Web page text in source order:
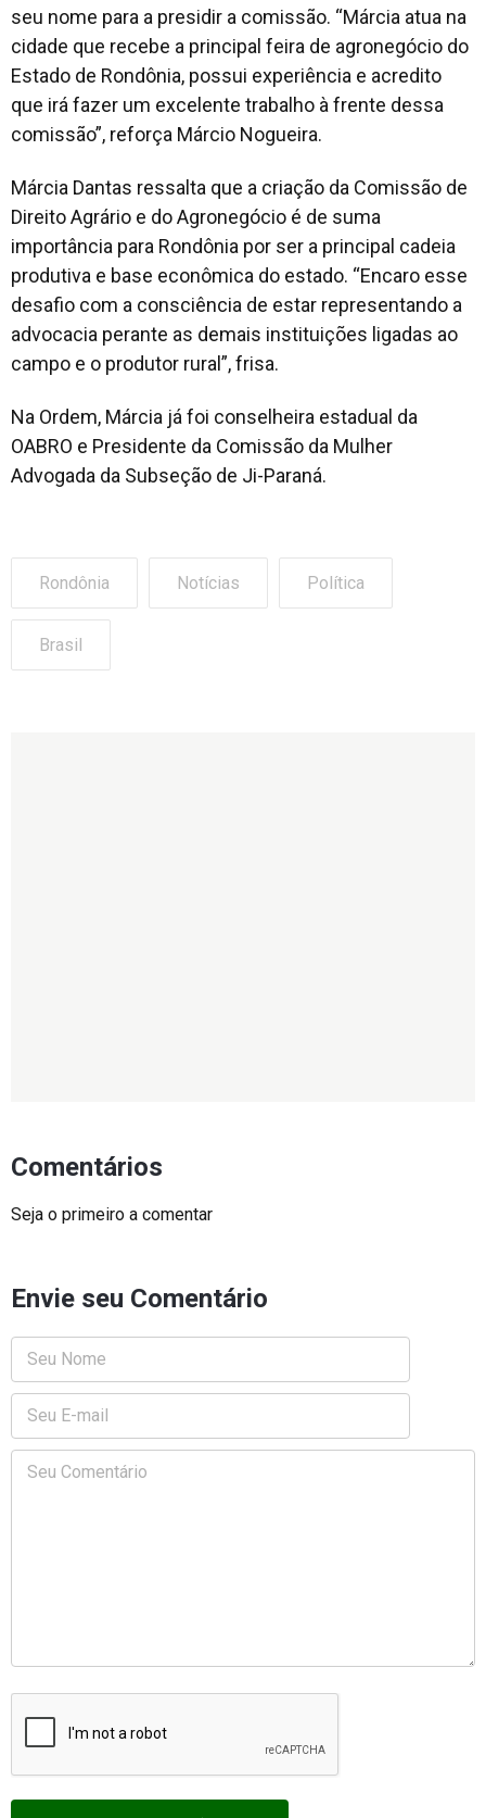
seu nome para a presidir a comissão. “Márcia atua na
cidade que recebe a principal feira de agronegócio do
Estado de Rondônia, possui experiência e acredito
que irá fazer um excelente trabalho à frente dessa
comissão”, reforça Márcio Nogueira.
Márcia Dantas ressalta que a criação da Comissão de
Direito Agrário e do Agronegócio é de suma
importância para Rondônia por ser a principal cadeia
produtiva e base econômica do estado. “Encaro esse
desafio com a consciência de estar representando a
advocacia perante as demais instituições ligadas ao
campo e o produtor rural”, frisa.
Na Ordem, Márcia já foi conselheira estadual da
OABRO e Presidente da Comissão da Mulher
Advogada da Subseção de Ji-Paraná.
Rondônia Notícias Política
Brasil
Comentários
Seja o primeiro a comentar
Envie seu Comentário